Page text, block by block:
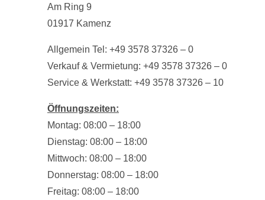
Am Ring 9
01917 Kamenz
Allgemein Tel: +49 3578 37326 – 0
Verkauf & Vermietung: +49 3578 37326 – 0
Service & Werkstatt: +49 3578 37326 – 10
Öffnungszeiten:
Montag: 08:00 – 18:00
Dienstag: 08:00 – 18:00
Mittwoch: 08:00 – 18:00
Donnerstag: 08:00 – 18:00
Freitag: 08:00 – 18:00